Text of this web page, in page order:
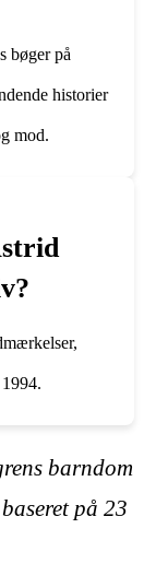
bøger på
historier
mod.
barndom
på 23